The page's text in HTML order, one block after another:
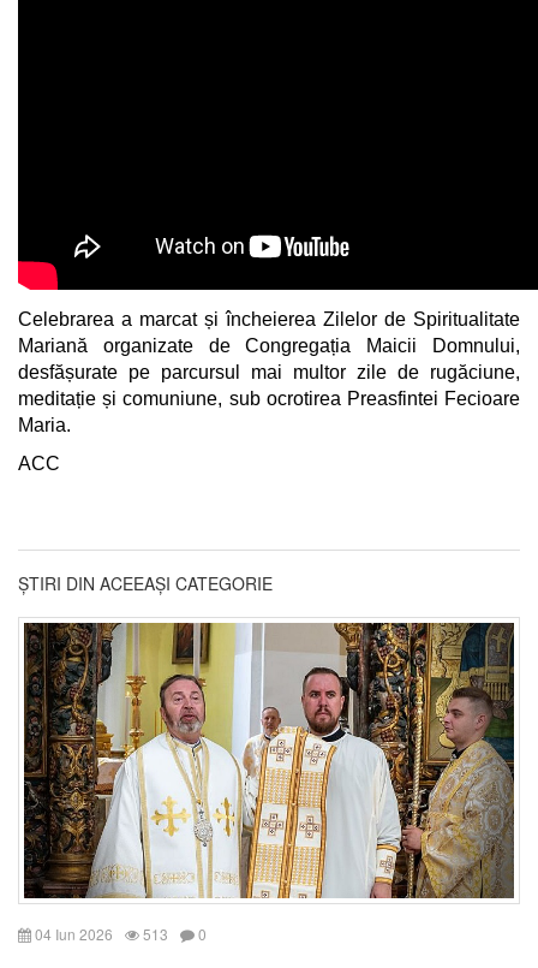
Celebrarea a marcat și încheierea Zilelor de Spiritualitate
Mariană organizate de Congregația Maicii Domnului,
desfășurate pe parcursul mai multor zile de rugăciune,
meditație și comuniune, sub ocrotirea Preasfintei Fecioare
Maria.
ACC
ȘTIRI DIN ACEEAȘI CATEGORIE
04 Iun 2026 513 0